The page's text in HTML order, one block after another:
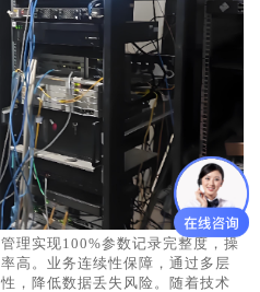
理实现100%参数记录完整度，操
高。业务连续性保障，通过多层
，降低数据丢失风险。随着技术